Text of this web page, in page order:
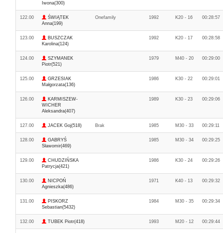
Iwona(300)
122.00
ŚWIĄTEK
Anna(199)
Onefamily 1992 K20 - 16 00:28:57
123.00
BUSZCZAK
Karolina(124)
1992 K20 - 17 00:28:58
124.00
SZYMANEK
Piotr(521)
1979 M40 - 20 00:29:00
125.00
GRZESIAK
Małgorzata(136)
1986 K30 - 22 00:29:01
126.00
KARMISZEW-
WICHER
Aleksandra(407)
1989 K30 - 23 00:29:06
127.00 JACEK Goj(518) Brak 1985 M30 - 33 00:29:11
128.00
GABRYŚ
Sławomir(469)
1985 M30 - 34 00:29:25
129.00
CHUDZIŃSKA
Patrycja(421)
1986 K30 - 24 00:29:26
130.00
NICPOŃ
Agnieszka(486)
1971 K40 - 13 00:29:32
131.00
PISKORZ
Sebastian(5432)
1984 M30 - 35 00:29:34
132.00 TUBEK Piotr(418) 1993 M20 - 12 00:29:44